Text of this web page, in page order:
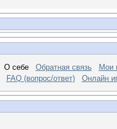
О себе Обратная связь
Мои
FAQ (вопрос/ответ) Онлайн